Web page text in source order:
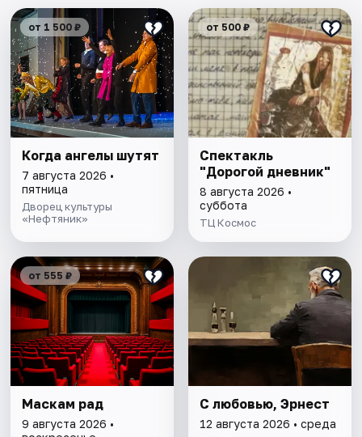
от 1 500 ₽
Когда ангелы шутят
7 августа 2026 •
пятница
Дворец культуры
«Нефтяник»
от 500 ₽
Спектакль
"Дорогой дневник"
8 августа 2026 •
суббота
ТЦ Космос
от 555 ₽
Маскам рад
9 августа 2026 •
С любовью, Эрнест
12 августа 2026 • среда